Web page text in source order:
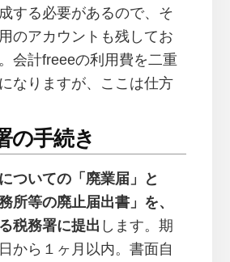
する必要があるので、そ
のアカウントも残してお
会計freeeの利用費を二重
なりますが、ここは仕方
手続き
ついての「廃業届」と
所等の廃止届出書」を、
税務署に提出 します。期
から１ヶ月以内。書面自